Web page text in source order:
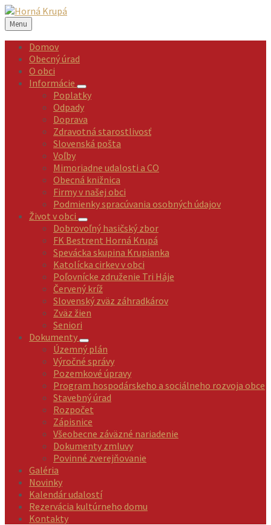
Preskočiť
na
obsah
Preskočiť
na
ľavý
panel
Preskočiť
na
pravý
panel
Preskočiť
na
pätičku
Menu
Domov
Obecný úrad
O obci
Informácie
Poplatky
Odpady
Doprava
Zdravotná starostlivosť
Slovenská pošta
Voľby
Mimoriadne udalosti a CO
Obecná knižnica
Firmy v našej obci
Podmienky spracúvania osobných údajov
Život v obci
Dobrovoľný hasičský zbor
FK Bestrent Horná Krupá
Spevácka skupina Krupianka
Katolícka cirkev v obci
Poľovnícke združenie Tri Háje
Červený kríž
Slovenský zväz záhradkárov
Zväz žien
Seniori
Dokumenty
Územný plán
Výročné správy
Pozemkové úpravy
Program hospodárskeho a sociálneho rozvoja obce
Stavebný úrad
Rozpočet
Zápisnice
Všeobecne záväzné nariadenie
Dokumenty zmluvy
Povinné zverejňovanie
Galéria
Novinky
Kalendár udalostí
Rezervácia kultúrneho domu
Kontakty